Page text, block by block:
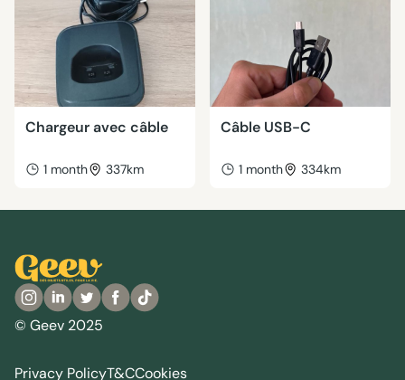
Chargeur avec câble
1 month 337km
Câble USB-C
1 month 334km
© Geev 2025
Privacy PolicyT&CCookies